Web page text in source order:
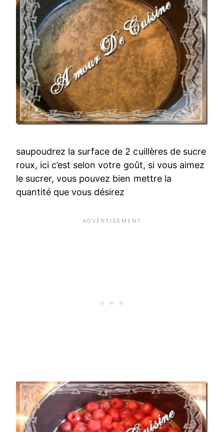
saupoudrez la surface de 2 cuillères de sucre
roux, ici c’est selon votre goût, si vous aimez
le sucrer, vous pouvez bien mettre la
quantité que vous désirez